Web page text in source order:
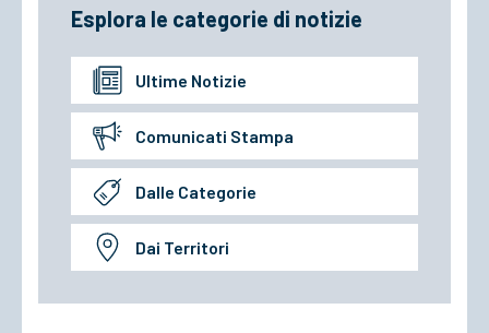
Esplora le categorie di notizie
Ultime Notizie
Comunicati Stampa
Dalle Categorie
Dai Territori